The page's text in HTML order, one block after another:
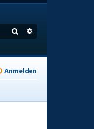
Suche
Anmelden